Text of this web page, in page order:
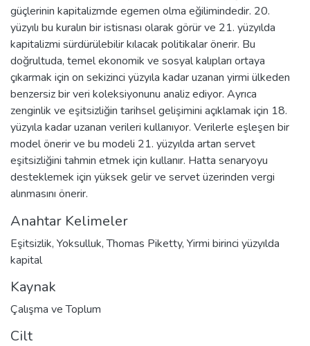
güçlerinin kapitalizmde egemen olma eğilimindedir. 20.
yüzyılı bu kuralın bir istisnası olarak görür ve 21. yüzyılda
kapitalizmi sürdürülebilir kılacak politikalar önerir. Bu
doğrultuda, temel ekonomik ve sosyal kalıpları ortaya
çıkarmak için on sekizinci yüzyıla kadar uzanan yirmi ülkeden
benzersiz bir veri koleksiyonunu analiz ediyor. Ayrıca
zenginlik ve eşitsizliğin tarihsel gelişimini açıklamak için 18.
yüzyıla kadar uzanan verileri kullanıyor. Verilerle eşleşen bir
model önerir ve bu modeli 21. yüzyılda artan servet
eşitsizliğini tahmin etmek için kullanır. Hatta senaryoyu
desteklemek için yüksek gelir ve servet üzerinden vergi
alınmasını önerir.
Anahtar Kelimeler
Eşitsizlik, Yoksulluk,Thomas Piketty, Yirmi birinci yüzyılda
kapital
Kaynak
Çalışma ve Toplum
Cilt